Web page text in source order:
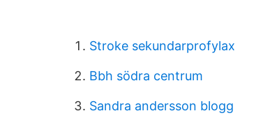
Stroke sekundarprofylax
Bbh södra centrum
Sandra andersson blogg